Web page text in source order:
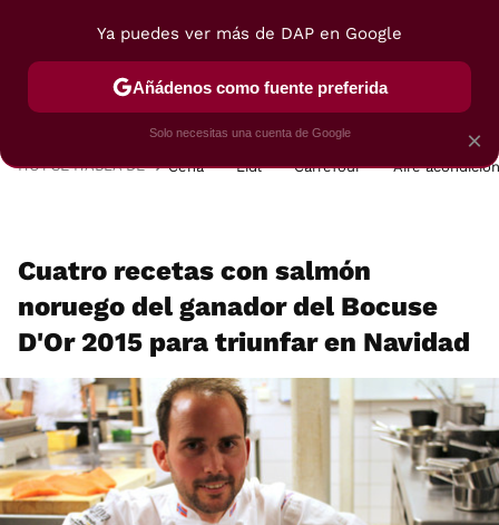
POSTRES VIAJES SELECCIÓN VEGUI
HOY SE HABLA DE Cena Lidl Carrefour Aire
Cuatro recetas con salmón
noruego del ganador del Bocuse
D'Or 2015 para triunfar en Navidad
×
Ya puedes ver más de DAP en Google
Añádenos como fuente preferida
Solo necesitas una cuenta de Google